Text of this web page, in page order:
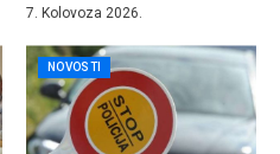
7. Kolovoza 2026.
NOVOSTI